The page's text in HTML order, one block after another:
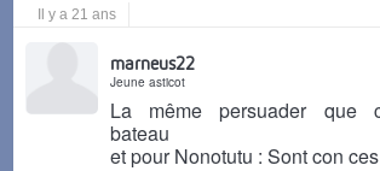
Il y a 21 ans
marneus22
Jeune asticot
La même persuader que
bateau
et pour Nonotutu : Sont con